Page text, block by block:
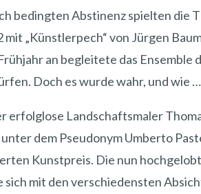
bedingten Abstinenz spielten die
mit „Künstlerpech“ von Jürgen
an begleitete das Ensemble
Doch es wurde wahr, und wie …
erfolglose Landschaftsmaler
dem Pseudonym Umberto
Kunstpreis. Die nun
mit den verschiedensten